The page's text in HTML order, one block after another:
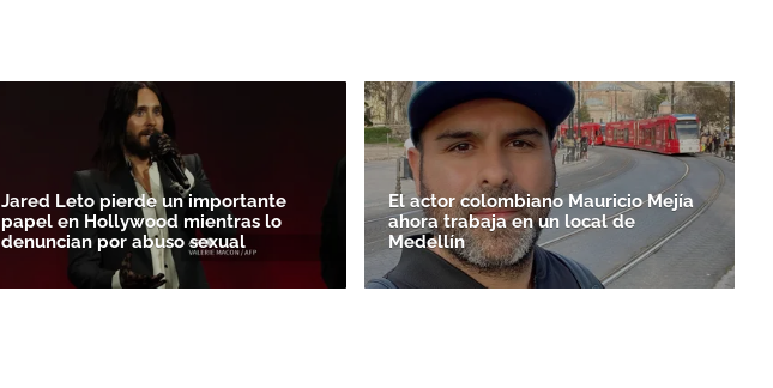
Jared Leto pierde un importante
papel en Hollywood mientras lo
denuncian por abuso sexual
El actor colombiano Mauricio Mejía
ahora trabaja en un local de
Medellín